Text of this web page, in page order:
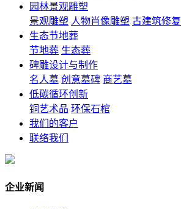
园林景观雕塑
景观雕塑 人物肖像雕塑 古建筑修复
生态节地葬
节地葬 生态葬
碑雕设计与制作
名人墓 创意墓碑 商艺墓
低碳循环创新
铜艺术品 环保石棺
我们的客户
联络我们
企业新闻